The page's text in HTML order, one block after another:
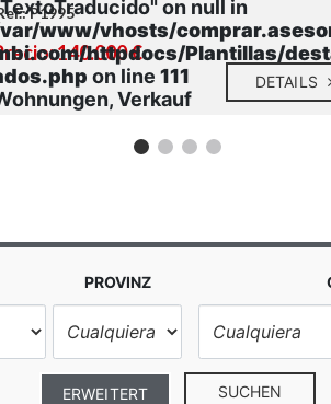
on null in
www/vhosts/
httpdocs/Plantillas/
on line 111
Verkauf
P1995
140.000 €
DETAILS
PROVINZ
ERWEITERT SUCHEN